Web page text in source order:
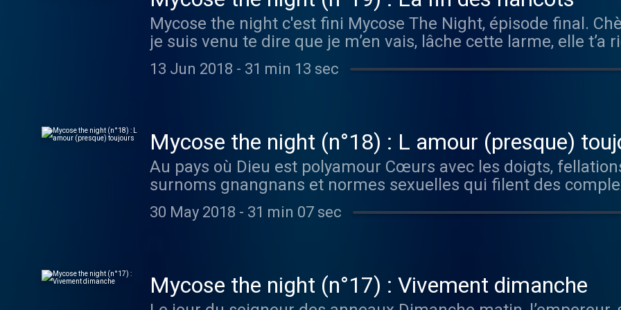
Mycose the night c'est fini Mycose The Night, épisode final.
je suis venu te dire que je m’en vais, lâche cette larme, elle t’a
Elodie Font, Klaire fait Grr et Jean-Jacques le robot
des téléfilms et les dernières lignes de Victor Hugo, évoquent
("Coming in"), Klaire fait Grr ("Mon prince viendra") et Jean-
mélangent culture générale, infos scientifiques et blagues
toilettes ou de travail, mais toujours de façon pointue et
Magazine . Enregistrements 12 mai 18 Réalisation Arnaud
Klaire fait Grr Illustration Pauline Aubry
13 Jun 2018 - 31 min 13 sec
Mycose the night (n°18) : L amour (presque)
Au pays où Dieu est polyamour Cœurs avec les doigts,
surnoms gnangnans et normes sexuelles qui filent des
paie l’Amour, celui qui finit mal en général mais qu’on lui met
même. Elodie Font et Klaire fait Grr embarquent Jean-Jacques
relou mélangent culture générale, infos scientifiques et
d'amour, de toilettes ou de travail, mais toujours de façon
30 May 2018 - 31 min 07 sec
Mycose the night (n°17) : Vivement dimanche